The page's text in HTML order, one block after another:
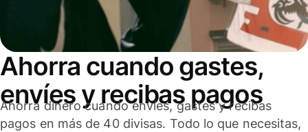
Ahorra cuando gastes,
envíes y recibas pagos
Ahorra dinero cuando envíes, gastes y recibas
pagos en más de 40 divisas. Todo lo que necesitas,